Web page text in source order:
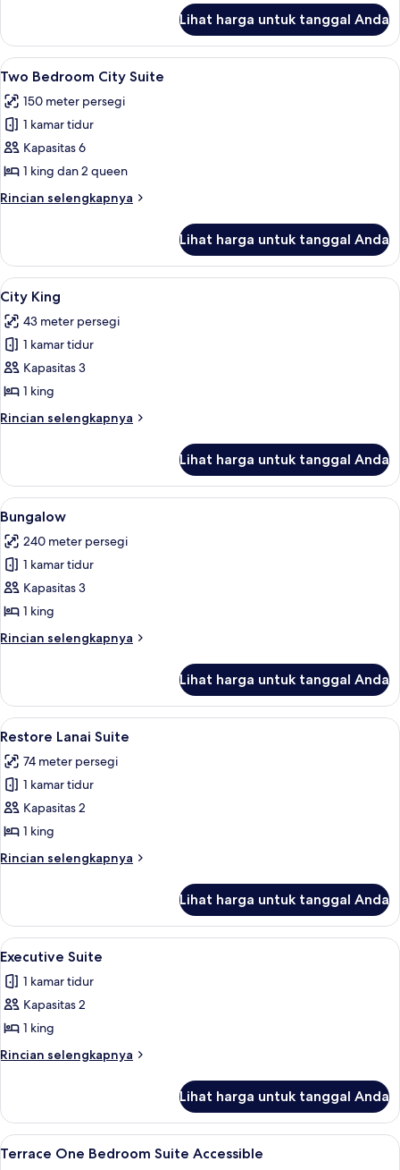
Wraparound
Terrace
Suite
Lihat harga untuk tanggal Anda
Lihat
semua
foto
untuk
Two
Bedroom
City
Suite
Two Bedroom
6
Two Bedroom City Suite
150 meter persegi
1 kamar tidur
Kapasitas 6
1 king dan 2 queen
Rincian selengkapnya
Rincian
Two
Bedroom
City
Suite
Lihat harga untuk tanggal Anda
Lihat
semua
foto
untuk
City
King
City King | Seprai katun Mesir,
4
City King
43 meter persegi
1 kamar tidur
Kapasitas 3
1 king
Rincian selengkapnya
Rincian
City
King
Lihat harga untuk tanggal Anda
Lihat
semua
foto
untuk
Bungalow
Bungalow | Area keluarga | Televisi
4
Bungalow
240 meter persegi
1 kamar tidur
Kapasitas 3
1 king
Rincian selengkapnya
Rincian
Bungalow
Lihat harga untuk tanggal Anda
Lihat
semua
foto
untuk
Restore
Lanai
Suite
Restore Lanai Suite | Seprai katun
5
Restore Lanai Suite
74 meter persegi
1 kamar tidur
Kapasitas 2
1 king
Rincian selengkapnya
Rincian
Restore
Lanai
Suite
Lihat harga untuk tanggal Anda
Lihat
semua
foto
untuk
Executive
Suite
Executive Suite | Seprai katun
4
Executive Suite
1 kamar tidur
Kapasitas 2
1 king
Rincian selengkapnya
Rincian
Executive
Suite
Lihat harga untuk tanggal Anda
Lihat
semua
10
Terrace One Bedroom Suite Accessible